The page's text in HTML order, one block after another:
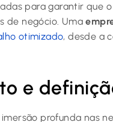
para garantir que
de negócio. Uma
otimizado, desde a
e
profunda nas